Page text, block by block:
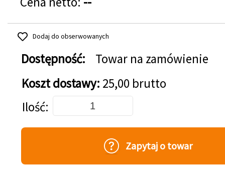
Dodaj do obserwowanych
Dostępność:
Towar na zamówienie
Koszt dostawy: 25,00 brutto
Dodaj do koszyka
Ilość
Zapytaj o towar